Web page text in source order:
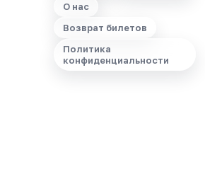
О нас
Возврат билетов
Политика
конфиденциальности